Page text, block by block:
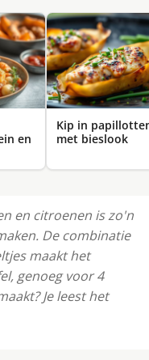
en
Kip in
met bieslook
en citroenen is zo'n
De combinatie
maakt het
genoeg voor 4
Je leest het